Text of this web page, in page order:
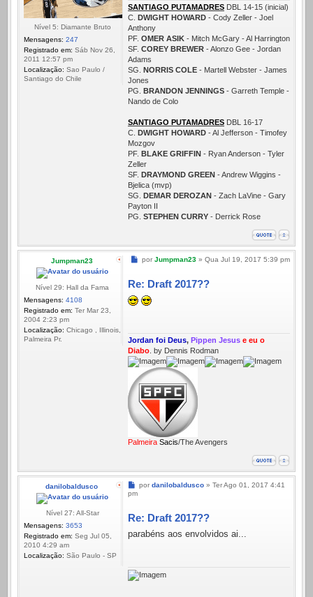
Nível 5: Diamante Bruto
Mensagens: 247
Registrado em: Sáb Nov 26,
2011 12:57 pm
Localização: Sao Paulo /
Santiago do Chile
SANTIAGO PUTAMADRES DBL 14-15 (inicial)
C. DWIGHT HOWARD - Cody Zeller - Joel
Anthony
PF. OMER ASIK - Mitch McGary - Al Harrington
SF. COREY BREWER - Alonzo Gee - Jordan
Adams
SG. NORRIS COLE - Martell Webster - James
Jones
PG. BRANDON JENNINGS - Garreth Temple -
Nando de Colo
SANTIAGO PUTAMADRES DBL 16-17
C. DWIGHT HOWARD - Al Jefferson - Timofey
Mozgov
PF. BLAKE GRIFFIN - Ryan Anderson - Tyler
Zeller
SF. DRAYMOND GREEN - Andrew Wiggins -
Bjelica (mvp)
SG. DEMAR DEROZAN - Zach LaVine - Gary
Payton II
PG. STEPHEN CURRY - Derrick Rose
Jumpman23
Nível 29: Hall da Fama
Mensagens: 4108
Registrado em: Ter Mar 23,
2004 2:23 pm
Localização: Chicago , Illinois,
Palmeira Pr.
Mensagem
por Jumpman23 » Qua Jul 19, 2017 5:39 pm
Re: Draft 2017??
Jordan foi Deus, Pippen Jesus e eu o
Diabo . by Dennis Rodman
Palmeira Sacis/The Avengers
danilobaldusco
Nível 27: All-Star
Mensagens: 3653
Registrado em: Seg Jul 05,
2010 4:29 am
Localização: São Paulo - SP
Mensagem
por danilobaldusco» Ter Ago 01, 2017 4:41
pm
Re: Draft 2017??
parabéns aos envolvidos ai...